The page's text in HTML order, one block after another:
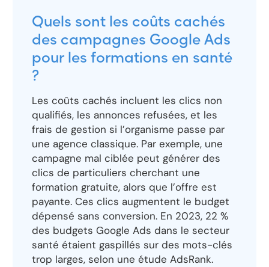
Quels sont les coûts cachés
des campagnes Google Ads
pour les formations en santé
?
Les coûts cachés incluent les clics non
qualifiés, les annonces refusées, et les
frais de gestion si l’organisme passe par
une agence classique. Par exemple, une
campagne mal ciblée peut générer des
clics de particuliers cherchant une
formation gratuite, alors que l’offre est
payante. Ces clics augmentent le budget
dépensé sans conversion. En 2023, 22 %
des budgets Google Ads dans le secteur
santé étaient gaspillés sur des mots-clés
trop larges, selon une étude AdsRank.